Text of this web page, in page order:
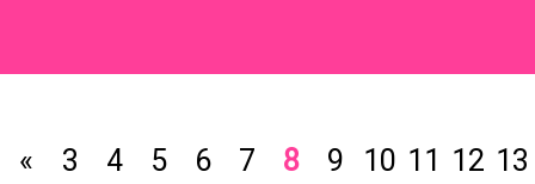
« 3 4 5 6 7 8 9 10 11 12 13